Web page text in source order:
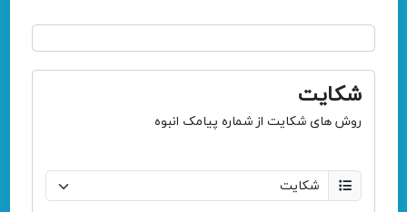
شکایت
روش های شکایت از شماره پیامک انبوه